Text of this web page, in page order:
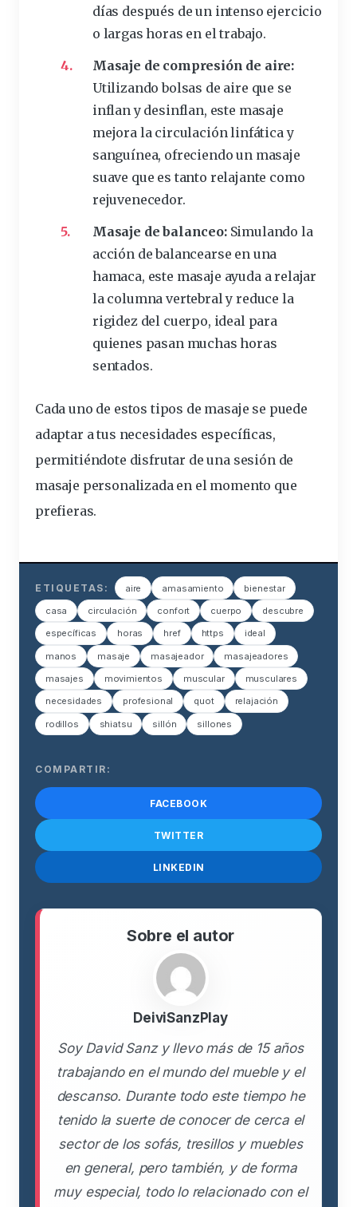
días después de un intenso ejercicio
o largashoras en el trabajo.
Masaje de compresión de aire:
Utilizando bolsas de aire que se
inflan y desinflan, este masaje
mejora la circulación linfática y
sanguínea, ofreciendo un masaje
suave que es tanto relajante como
rejuvenecedor.
Masaje de balanceo:Simulando la
acción de balancearse en una
hamaca, este masaje ayuda a relajar
la columna vertebral y reduce la
rigidez del cuerpo, idealpara
quienes pasan muchas horas
sentados.
Cada uno de estos tipos de masaje se puede
adaptar a tus necesidades específicas,
permitiéndote disfrutar de una sesión de
masaje personalizada en el momento que
prefieras.
ETIQUETAS: aire amasamiento bienestar
casa circulación confort cuerpo descubre
específicas horas href https ideal
manos masaje masajeador masajeadores
masajes movimientos muscular musculares
necesidades profesional quot relajación
rodillos shiatsu sillón sillones
COMPARTIR:
FACEBOOK
TWITTER
LINKEDIN
Sobre el autor
DeiviSanzPlay
Soy David Sanz y llevo más de 15 años
trabajando en el mundo del mueble y el
descanso. Durante todo este tiempo he
tenido la suerte de conocer de cerca el
sector de los sofás, tresillos y muebles
en general, pero también, y de forma
muy especial, todo lo relacionado con el